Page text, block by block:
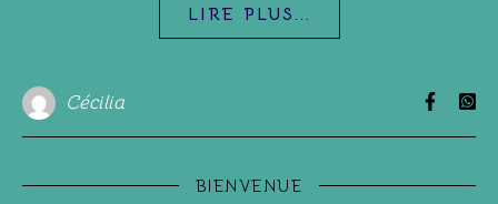
LIRE PLUS...
Cécilia
BIENVENUE